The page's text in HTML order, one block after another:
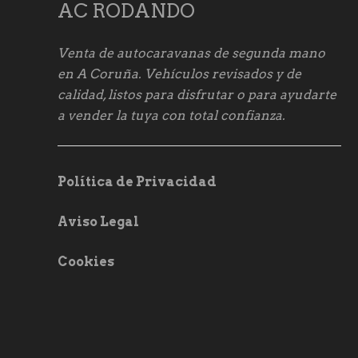
AC RODANDO
Venta de autocaravanas de segunda mano
en A Coruña. Vehículos revisados y de
calidad, listos para disfrutar o para ayudarte
a vender la tuya con total confianza.
Política de Privacidad
Aviso Legal
Cookies